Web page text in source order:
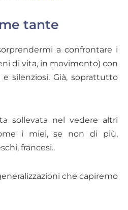
tante
a confrontare i
di vita, in movimento) con
silenziosi. Già, soprattutto
sollevata nel vedere altri
i miei, se non di più,
francesi..
che capiremo